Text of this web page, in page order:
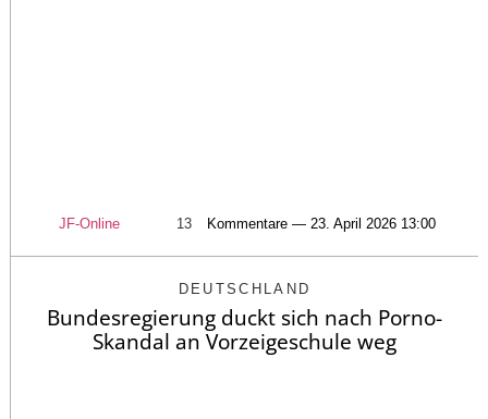
JF-Online 13 Kommentare — 23. April 2026 13:00
DEUTSCHLAND
Bundesregierung duckt sich nach Porno-
Skandal an Vorzeigeschule weg